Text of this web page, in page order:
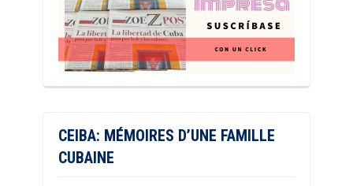
CEIBA: MÉMOIRES D’UNE FAMILLE
CUBAINE